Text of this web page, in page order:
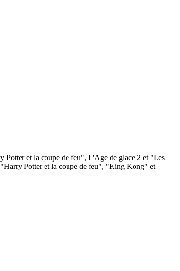
Potter et la coupe de feu", L'Age de glace 2 et "Les
"Harry Potter et la coupe de feu", "King Kong" et